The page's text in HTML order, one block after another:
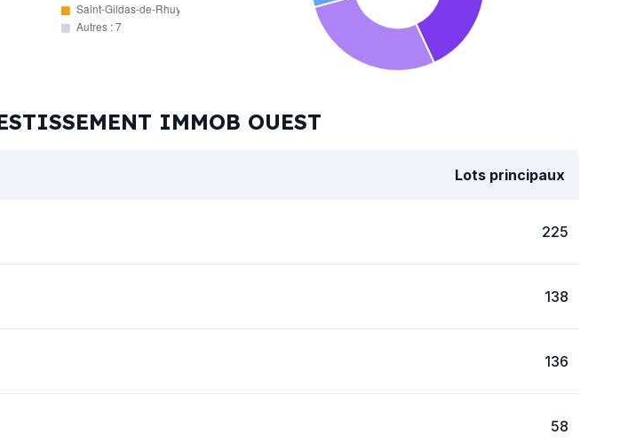
Saint-Gildas-de-Rhuys : 3
Autres : 7
IMMOB OUEST
Lots principaux
225
138
136
58